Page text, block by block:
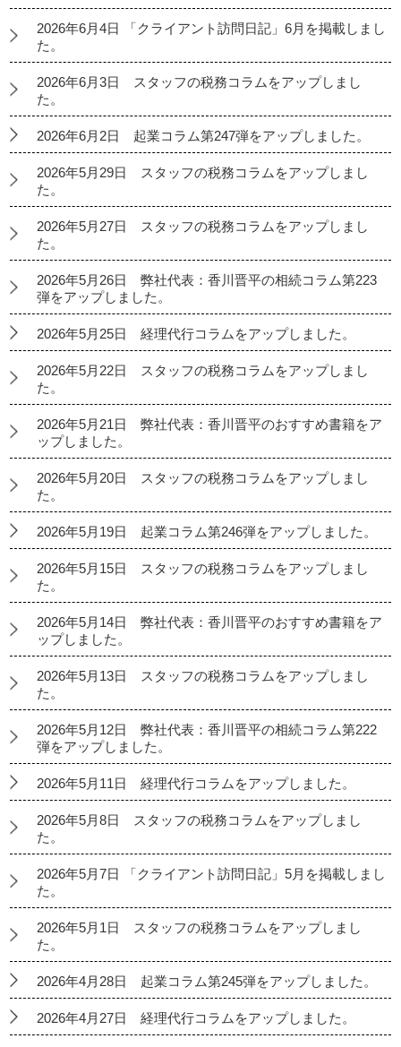
2026年6月4日 「クライアント訪問日記」6月を掲載しまし
た。
2026年6月3日 スタッフの税務コラムをアップしまし
た。
2026年6月2日 起業コラム第247弾をアップしました。
2026年5月29日 スタッフの税務コラムをアップしまし
た。
2026年5月27日 スタッフの税務コラムをアップしまし
た。
2026年5月26日 弊社代表：香川晋平の相続コラム第223
弾をアップしました。
2026年5月25日 経理代行コラムをアップしました。
2026年5月22日 スタッフの税務コラムをアップしまし
た。
2026年5月21日 弊社代表：香川晋平のおすすめ書籍をア
ップしました。
2026年5月20日 スタッフの税務コラムをアップしまし
た。
2026年5月19日 起業コラム第246弾をアップしました。
2026年5月15日 スタッフの税務コラムをアップしまし
た。
2026年5月14日 弊社代表：香川晋平のおすすめ書籍をア
ップしました。
2026年5月13日 スタッフの税務コラムをアップしまし
た。
2026年5月12日 弊社代表：香川晋平の相続コラム第222
弾をアップしました。
2026年5月11日 経理代行コラムをアップしました。
2026年5月8日 スタッフの税務コラムをアップしまし
た。
2026年5月7日 「クライアント訪問日記」5月を掲載しまし
た。
2026年5月1日 スタッフの税務コラムをアップしまし
た。
2026年4月28日 起業コラム第245弾をアップしました。
2026年4月27日 経理代行コラムをアップしました。